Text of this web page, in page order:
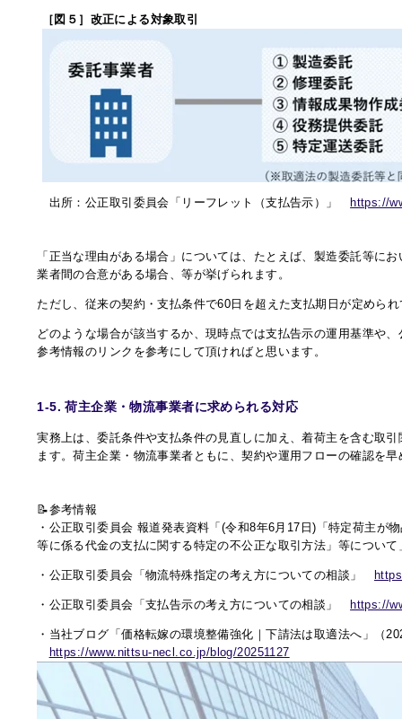
［図５］改正による対象取引
出所：公正取引委員会「リーフレット（支払告示）」 https://
「正当な理由がある場合」については、たとえば、製造委託等に
業者間の合意がある場合、等が挙げられます。
ただし、従来の契約・支払条件で60日を超えた支払期日が定めら
どのような場合が該当するか、現時点では支払告示の運用基準や
参考情報のリンクを参考にして頂ければと思います。
1-5. 荷主企業・物流事業者に求められる対応
実務上は、委託条件や支払条件の見直しに加え、着荷主を含む取
ます。荷主企業・物流事業者ともに、契約や運用フローの確認を
📝参考情報
・公正取引委員会 報道発表資料「(令和8年6月17日)「特定荷主が
等に係る代金の支払に関する特定の不公正な取引方法」等につい
・公正取引委員会「物流特殊指定の考え方についての相談」
・公正取引委員会「支払告示の考え方についての相談」 https://
・当社ブログ「価格転嫁の環境整備強化｜下請法は取適法へ」（
https://www.nittsu-necl.co.jp/blog/20251127